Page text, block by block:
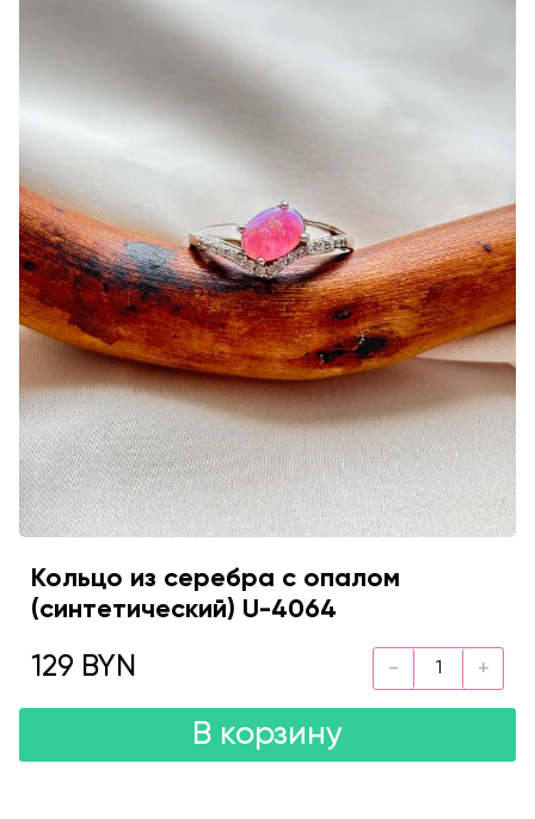
Кольцо из серебра с опалом
(синтетический) U-4064
129 BYN
В корзину